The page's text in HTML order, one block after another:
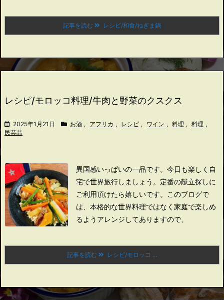
記事を読む レシピ/和食/ねぎま鍋
レシピ/モロッコ料理/牛肉と野菜のクスクス
2025年1月21日 お酒 , アフリカ , レシピ , ワイン , 料理 , 料理 ,
民芸品
異国感いっぱいの一品です。 今日も楽しく自
宅で世界旅行しましょう。 定番の献立探しに
ご利用頂けたら嬉しいです。
このブログで
は、本格的な世界料理ではなく家庭で楽しめ
るようアレンジしてありますので、
記事を読む レシピ/モロッコ ...